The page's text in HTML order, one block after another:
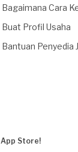
Bagaimana Cara
Buat Profil Usaha
Bantuan Penyedia
App Store!